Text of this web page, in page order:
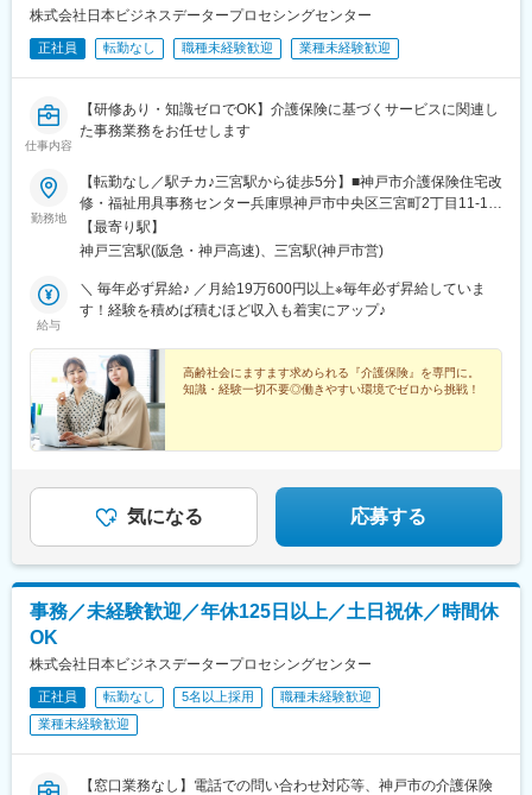
株式会社日本ビジネスデータープロセシングセンター
正社員 転勤なし 職種未経験歓迎 業種未経験歓迎
仕事内容
【研修あり・知識ゼロでOK】介護保険に基づくサービスに関連し
た事務業務をお任せします
勤務地
【転勤なし／駅チカ♪三宮駅から徒歩5分】■神戸市介護保険住宅改
修・福祉用具事務センター兵庫県神戸市中央区三宮町2丁目11-1
センタープラザ西館5階（JR「三宮駅」から徒歩5分）※受動喫煙
対策：屋内禁煙
【最寄り駅】
神戸三宮駅(阪急・神戸高速)、三宮駅(神戸市営)
給与
＼ 毎年必ず昇給♪ ／月給19万600円以上※毎年必ず昇給していま
す！経験を積めば積むほど収入も着実にアップ♪
高齢社会にますます求められる『介護保険』を専門に。
知識・経験一切不要◎働きやすい環境でゼロから挑戦！
気になる 応募する
事務／未経験歓迎／年休125日以上／土日祝休／時間休
OK
株式会社日本ビジネスデータープロセシングセンター
正社員 転勤なし 5名以上採用
職種未経験歓迎
業種未経験歓迎
【窓口業務なし】電話での問い合わせ対応等、神戸市の介護保険